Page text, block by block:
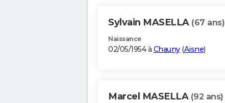
Sylvain MASELLA (67 ans)
Naissance
02/05/1954 à Chauny(Aisne)
Marcel MASELLA (92 ans)